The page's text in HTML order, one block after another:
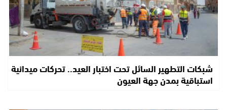
شبكات التطهير السائل تحت اختبار العيد.. تحركات ميدانية
استباقية بمدن جهة العيون